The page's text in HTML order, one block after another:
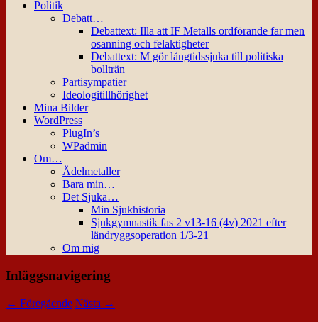
Politik
Debatt…
Debattext: Illa att IF Metalls ordförande far men
osanning och felaktigheter
Debattext: M gör långtidssjuka till politiska
bollträn
Partisympatier
Ideologitillhörighet
Mina Bilder
WordPress
PlugIn’s
WPadmin
Om…
Ädelmetaller
Bara min…
Det Sjuka…
Min Sjukhistoria
Sjukgymnastik fas 2 v13-16 (4v) 2021 efter
ländryggsoperation 1/3-21
Om mig
Inläggsnavigering
← Föregående Nästa →